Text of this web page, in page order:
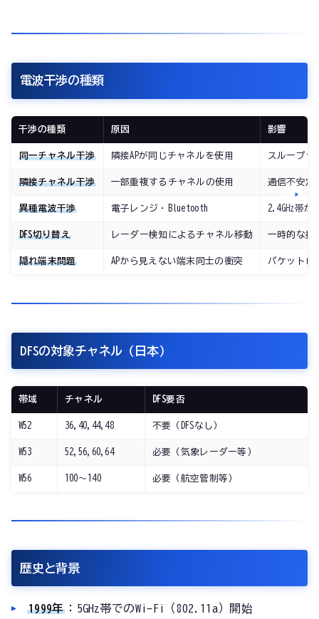
電波干渉の種類
干渉の種類 原因 影響
同一チャネル干渉 隣接APが同じチャネルを使用 スループッ
隣接チャネル干渉 一部重複するチャネルの使用 通信不安定
異種電波干渉 電子レンジ・Bluetooth 2.4GHz帯が
DFS切り替え レーダー検知によるチャネル移動 一時的な接
隠れ端末問題 APから見えない端末同士の衝突 パケットロ
DFSの対象チャネル（日本）
帯域 チャネル DFS要否
W52 36,40,44,48 不要（DFSなし）
W53 52,56,60,64 必要（気象レーダー等）
W56 100〜140 必要（航空管制等）
歴史と背景
1999年 ：5GHz帯でのWi-Fi（802.11a）開始